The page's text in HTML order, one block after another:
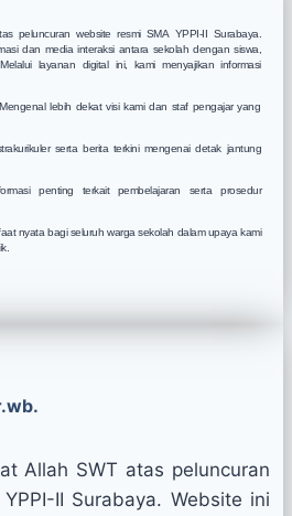
peluncuran website resmi SMA YPPI-II Surabaya.
dan media interaksi antara sekolah dengan siswa,
layanan digital ini, kami menyajikan informasi
lebih dekat visi kami dan staf pengajar yang
serta berita terkini mengenai detak jantung
penting terkait pembelajaran serta prosedur
nyata bagi seluruh warga sekolah dalam upaya kami
Allah SWT atas peluncuran
II Surabaya. Website ini